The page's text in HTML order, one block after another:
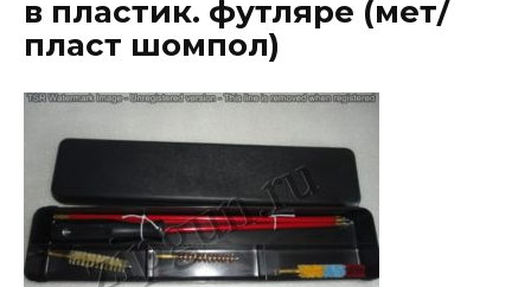
в пластик. футляре (мет/
пласт шомпол)